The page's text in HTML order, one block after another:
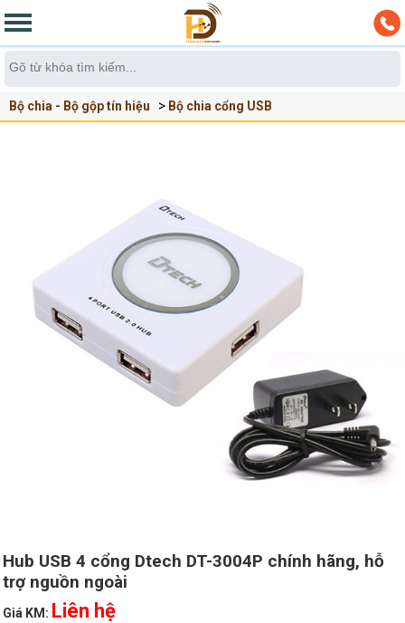
Bộ chia - Bộ gộp tín hiệu Bộ chia cổng USB
Hub USB 4 cổng Dtech DT-3004P chính hãng, hỗ
trợ nguồn ngoài
Giá KM: Liên hệ